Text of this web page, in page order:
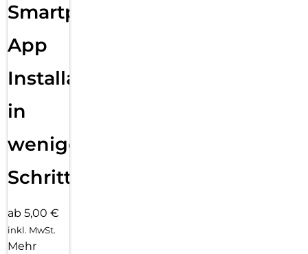
Smartphone
App
Installation
in
wenigen
Schritten
ab 5,00 €
inkl. MwSt.
Mehr